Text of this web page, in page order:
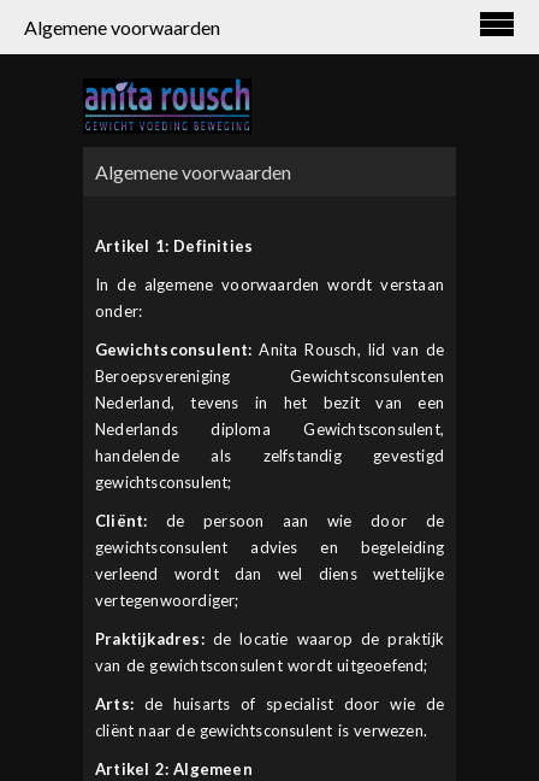
Algemene voorwaarden
Algemene voorwaarden
Artikel 1: Definities
In de algemene voorwaarden wordt verstaan
onder:
Gewichtsconsulent:Anita Rousch, lid van de
Beroepsvereniging Gewichtsconsulenten
Nederland, tevens in het bezit van een
Nederlands diploma Gewichtsconsulent,
handelende als zelfstandig gevestigd
gewichtsconsulent;
Cliënt: de persoon aan wie door de
gewichtsconsulent advies en begeleiding
verleend wordt dan wel diens wettelijke
vertegenwoordiger;
Praktijkadres:de locatie waarop de praktijk
van de gewichtsconsulent wordt uitgeoefend;
Arts: de huisarts of specialist door wie de
cliënt naar de gewichtsconsulent is verwezen.
Artikel 2: Algemeen